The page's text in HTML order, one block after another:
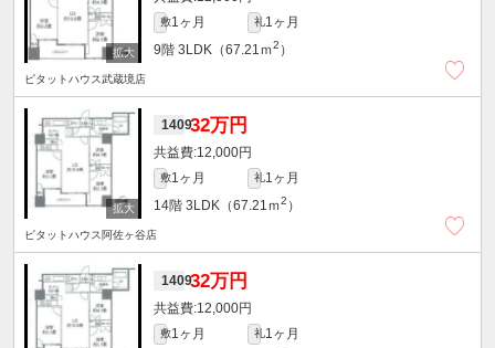
敷1ヶ月 礼1ヶ月
9階 3LDK（67.21ｍ2 ）
ピタットハウス武蔵境店
140932万円
12,000円
敷1ヶ月 礼1ヶ月
14階 3LDK（67.21ｍ2 ）
ピタットハウス阿佐ヶ谷店
140932万円
12,000円
敷1ヶ月 礼1ヶ月